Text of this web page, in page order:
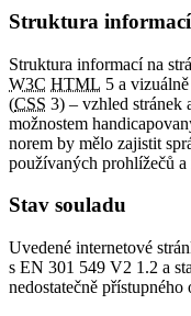
Struktura informací
Struktura informací na
W3C HTML 5 a
(CSS 3) – vzhled stránek
možnostem
norem by mělo zajistit
používaných prohlížečů a
Stav souladu
Uvedené internetové
s EN 301 549 V2 1.2 a
nedostatečně